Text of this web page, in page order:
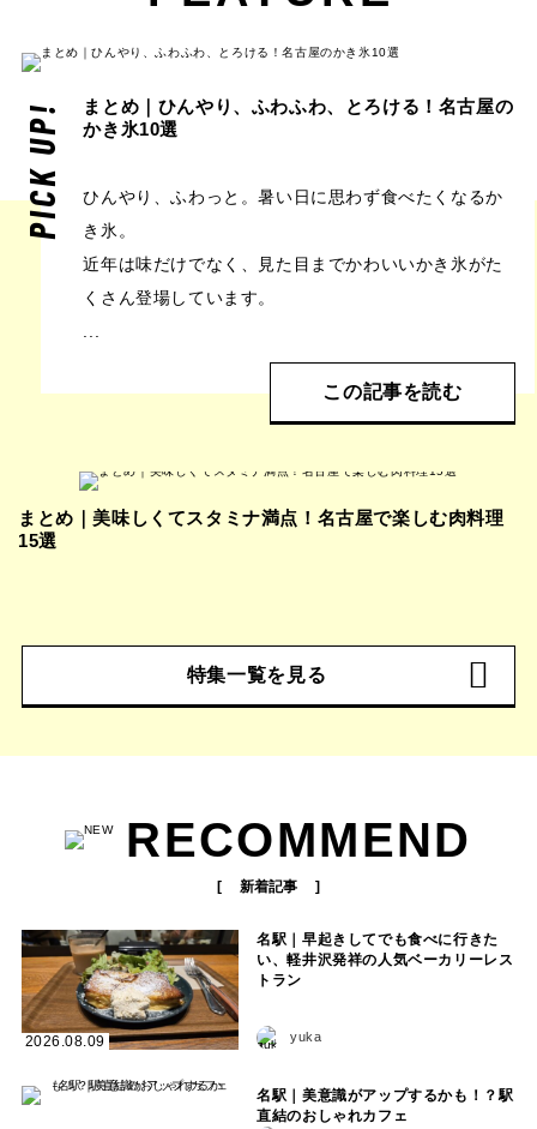
PICK UP!
まとめ｜ひんやり、ふわふわ、とろける！名古屋の
かき氷10選
ひんやり、ふわっと。暑い日に思わず食べたくなるか
き氷。
近年は味だけでなく、見た目までかわいいかき氷がた
くさん登場しています。
この記事を読む
まとめ｜美味しくてスタミナ満点！名古屋で楽しむ肉料理
15選
特集一覧を見る
RECOMMEND
新着記事
2026.08.09
名駅｜早起きしてでも食べに行きた
い、軽井沢発祥の人気ベーカリーレス
トラン
yuka
名駅｜美意識がアップするかも！？駅
直結のおしゃれカフェ